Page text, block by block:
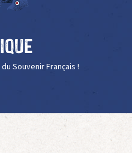
Souvenir Français !